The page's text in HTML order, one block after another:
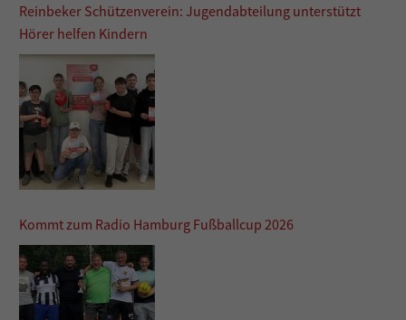
Reinbeker Schützenverein: Jugendabteilung unterstützt
Hörer helfen Kindern
Kommt zum Radio Hamburg Fußballcup 2026